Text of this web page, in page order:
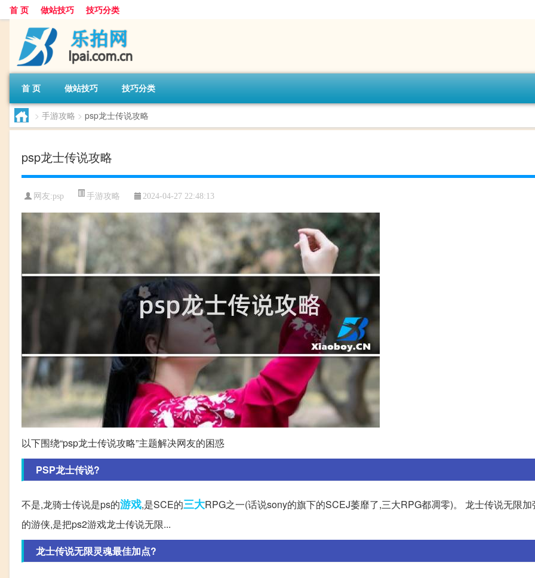
首 页 做站技巧 技巧分类
首 页 做站技巧 技巧分类
> 手游攻略 > psp龙士传说攻略
psp龙士传说攻略
网友:psp 手游攻略 2024-04-27 22:48:13
以下围绕“psp龙士传说攻略”主题解决网友的困惑
PSP龙士传说?
不是,龙骑士传说是ps的游戏,是SCE的三大RPG之一(话说sony的旗下的SCEJ萎靡了,三大RPG都凋零)。 龙士传说无限
的游侠,是把ps2游戏龙士传说无限...
龙士传说无限灵魂最佳加点?